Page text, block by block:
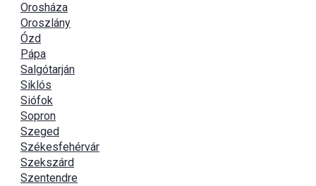
Orosháza
Oroszlány
Ózd
Pápa
Salgótarján
Siklós
Siófok
Sopron
Szeged
Székesfehérvár
Szekszárd
Szentendre